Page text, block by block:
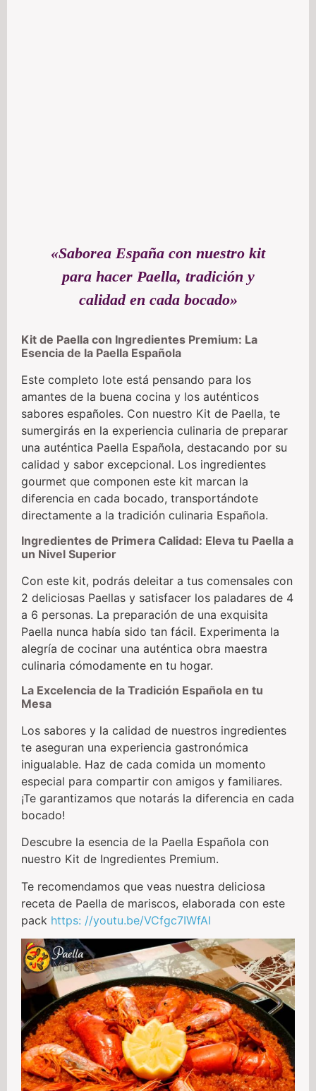
«Saborea España con nuestro kit
para hacer Paella, tradición y
calidad en cada bocado»
Kit de Paella con Ingredientes Premium: La
Esencia de la Paella Española
Este completo lote está pensando para los
amantes de la buena cocina y los auténticos
sabores españoles. Con nuestro Kit de Paella, te
sumergirás en la experiencia culinaria de preparar
una auténtica Paella Española, destacando por su
calidad y sabor excepcional. Los ingredientes
gourmet que componen este kit marcan la
diferencia en cada bocado, transportándote
directamente a la tradición culinaria Española.
Ingredientes de Primera Calidad: Eleva tu Paella a
un Nivel Superior
Con este kit, podrás deleitar a tus comensales con
2 deliciosas Paellas y satisfacer los paladares de 4
a 6 personas. La preparación de una exquisita
Paella nunca había sido tan fácil. Experimenta la
alegría de cocinar una auténtica obra maestra
culinaria cómodamente en tu hogar.
La Excelencia de la Tradición Española en tu
Mesa
Los sabores y la calidad de nuestros ingredientes
te aseguran una experiencia gastronómica
inigualable. Haz de cada comida un momento
especial para compartir con amigos y familiares.
¡Te garantizamos que notarás la diferencia en cada
bocado!
Descubre la esencia de la Paella Española con
nuestro Kit de Ingredientes Premium.
Te recomendamos que veas nuestra deliciosa
receta de Paella de mariscos, elaborada con este
pack https: //youtu.be/VCfgc7IWfAI